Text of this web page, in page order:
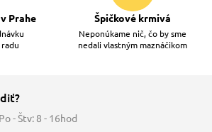
Prahe Špičkové krmivá
Neponúkame nič, čo by sme
nedali vlastným maznáčikom
- Štv: 8 - 16hod